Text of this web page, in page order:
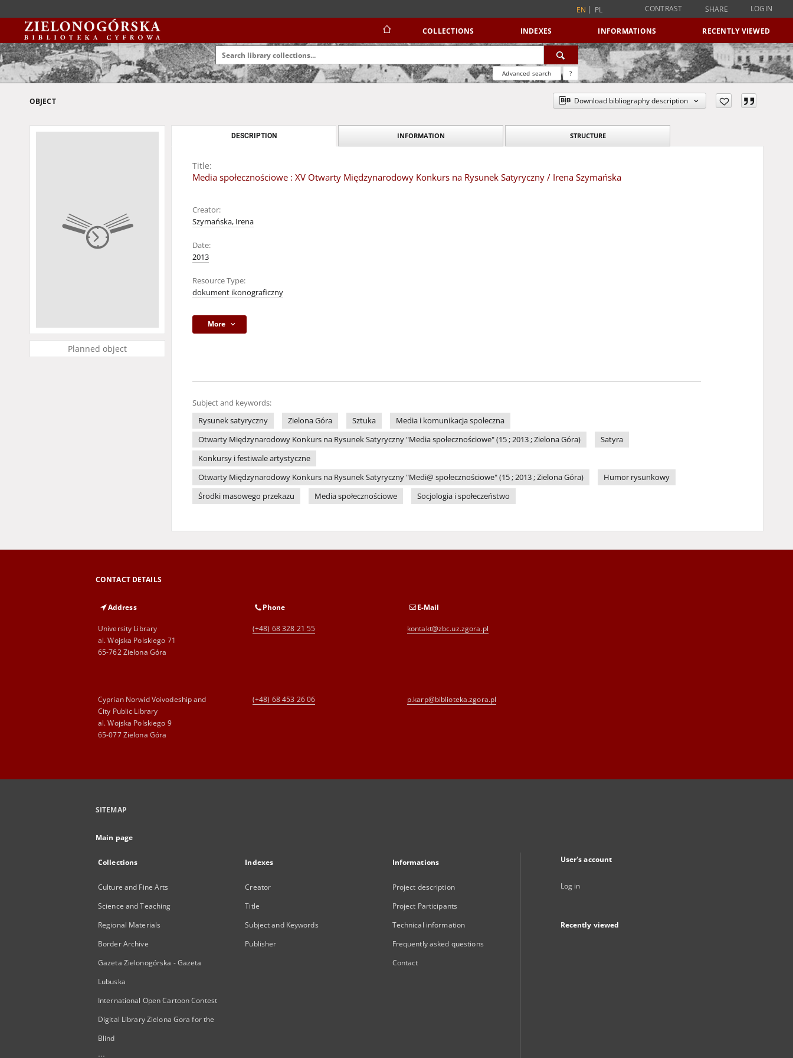
EN PL CONTRAST SHARE LOGIN
COLLECTIONS INDEXES INFORMATIONS RECENTLY VIEWED
Advanced search ?
OBJECT Download bibliography description
Planned object
DESCRIPTION INFORMATION STRUCTURE
Title:
Media społecznościowe : XV Otwarty Międzynarodowy Konkurs na Rysunek Satyryczny / Irena Szymańska
Creator:
Szymańska, Irena
Date:
2013
Resource Type:
dokument ikonograficzny
More
Subject and keywords:
Rysunek satyryczny
Zielona Góra Sztuka
Media i komunikacja społeczna
Otwarty Międzynarodowy Konkurs na Rysunek Satyryczny "Media społecznościowe" (15 ; 2013 ; Zielona Góra)
Satyra
Konkursy i festiwale artystyczne
Otwarty Międzynarodowy Konkurs na Rysunek Satyryczny "Medi@ społecznościowe" (15 ; 2013 ; Zielona Góra)
Humor rysunkowy
Środki masowego przekazu
Media społecznościowe Socjologia i społeczeństwo
CONTACT DETAILS
Address
University Library
al. Wojska Polskiego 71
65-762 Zielona Góra
Phone
(+48) 68 328 21 55
E-Mail
kontakt@zbc.uz.zgora.pl
Cyprian Norwid Voivodeship and
City Public Library
al. Wojska Polskiego 9
65-077 Zielona Góra
(+48) 68 453 26 06 p.karp@biblioteka.zgora.pl
SITEMAP
Main page
Collections
Culture and Fine Arts
Science and Teaching
Regional Materials
Border Archive
Gazeta Zielonogórska - Gazeta
Lubuska
International Open Cartoon Contest
Digital Library Zielona Gora for the
Blind
...
Indexes
Creator
Title
Subject and Keywords
Publisher
Informations
Project description
Project Participants
Technical information
Frequently asked questions
Contact
User's account
Log in
Recently viewed